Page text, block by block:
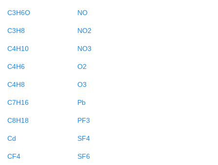
C3H6O
C3H8
C4H10
C4H6
C4H8
C7H16
C8H18
Cd
CF4
NO
NO2
NO3
O2
O3
Pb
PF3
SF4
SF6